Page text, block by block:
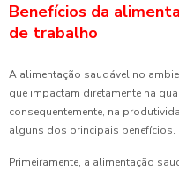
Benefícios da
de trabalho
A alimentação saudável no
que impactam diretamente na
consequentemente, na
alguns dos principais benefícios.
Primeiramente, a alimentação